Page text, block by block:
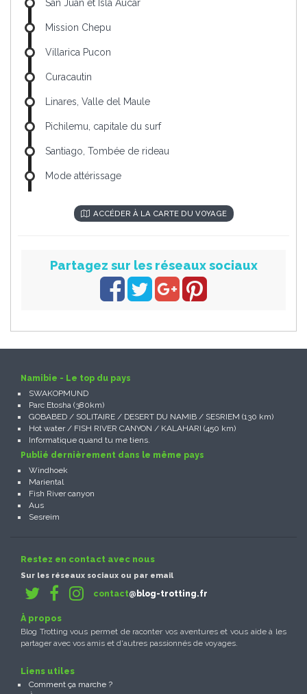
San Juan et Isla Aucar
Mission Chepu
Villarica Pucon
Curacautin
Linares, Valle del Maule
Pichilemu, capitale du surf
Santiago, Tombée de rideau
Mode attérissage
ACCÉDER À LA CARTE DU VOYAGE
Partagez sur les réseaux sociaux
Namibie - Le top du pays
SWAKOPMUND
Parc Etosha (380km)
GOBABED / SOLITAIRE / DESERT DU NAMIB / SESRIEM (130 km)
Hot water / FISH RIVER CANYON / KALAHARI (450 km)
Informatique quand tu me tiens.
Publié dernièrement dans le même pays
Windhoek
Mariental
Fish River canyon
Aus
Sesreim
Restez en contact avec nous
Sur les réseaux sociaux ou par email
contact@blog-trotting.fr
À propos
Blog Trotting vous permet de raconter vos aventures et vous aide à les
partager avec vos amis et d'autres passionnés de voyages.
Liens utiles
Comment ça marche ?